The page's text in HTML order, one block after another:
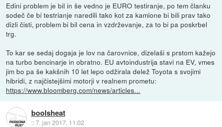
Edini problem je bil in še vedno je EURO testiranje, po tem članku
sodeč če bi testrianje naredili tako kot za kamione bi bili prav tako
dizli čisti, problem bi bil cena in vzdrževanje, za to bi pa poskrbel
trg.
To kar se sedaj dogaja je lov na čarovnice, dizelaši s prstom kažejo
na turbo bencinarje in obratno. EU avtoindustrija stavi na EV, vmes
jim bo pa še kakšnih 10 let lepo odžirala delež Toyota s svojimi
hibridi, z najčistejšimi motorji v realnem prometu:
https://www.bloomberg.com/news/articles...
boolsheat
::7. jan 2017, 11:02